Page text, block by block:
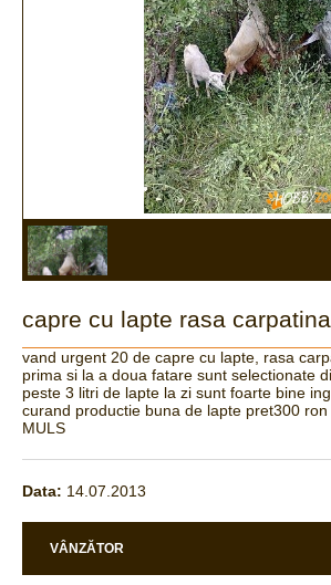
capre cu lapte rasa carpatina
vand urgent 20 de capre cu lapte, rasa
prima si la a doua fatare sunt selectionate
peste 3 litri de lapte la zi sunt foarte bine
curand productie buna de lapte pret300 ron
MULS
Data: 14.07.2013
VÂNZĂTOR